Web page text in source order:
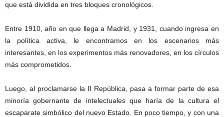
que está dividida en tres bloques cronológicos.
Entre 1910, año en que llega a Madrid, y 1931, cuando ingresa en
la política activa, le encontramos en los escenarios más
interesantes, en los experimentos más renovadores, en los círculos
más comprometidos.
Luego, al proclamarse la II República, pasa a formar parte de esa
minoría gobernante de intelectuales que haría de la cultura el
escaparate simbólico del nuevo Estado. En poco tiempo, y con una